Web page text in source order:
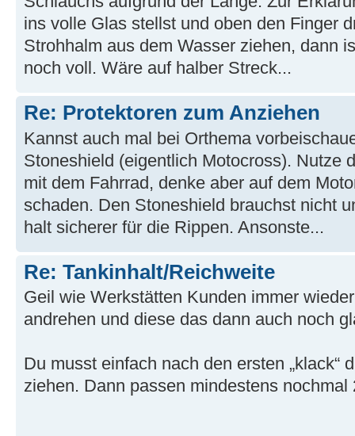
ins volle Glas stellst und oben den Finger
Strohhalm aus dem Wasser ziehen, dann
noch voll. Wäre auf halber Streck...
Re: Protektoren zum Anziehen
Kannst auch mal bei Orthema
Stoneshield (eigentlich Motocross). Nutze
mit dem Fahrrad, denke aber auf dem
schaden. Den Stoneshield brauchst nicht
halt sicherer für die Rippen. Ansonste...
Re: Tankinhalt/Reichweite
Geil wie Werkstätten Kunden immer
andrehen und diese das dann auch noch
Du musst einfach nach den ersten „klack“
ziehen. Dann passen mindestens nochmal